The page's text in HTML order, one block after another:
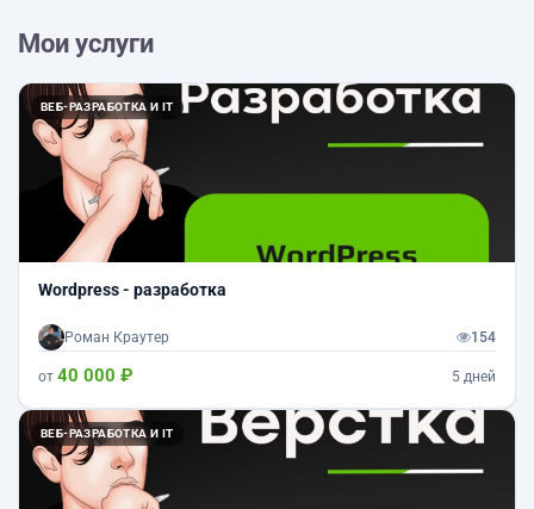
Мои услуги
ВЕБ-РАЗРАБОТКА И IT
Wordpress - разработка
Роман Краутер 154
от 40 000 ₽ 5 дней
ВЕБ-РАЗРАБОТКА И IT